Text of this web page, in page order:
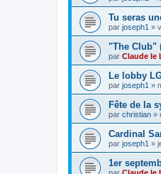
Tu seras
par joseph1 »
"The Club"
par Claude le
Le lobby
par joseph1 »
Fête de la
par christian »
Cardinal
par joseph1 »
1er
par Claude le